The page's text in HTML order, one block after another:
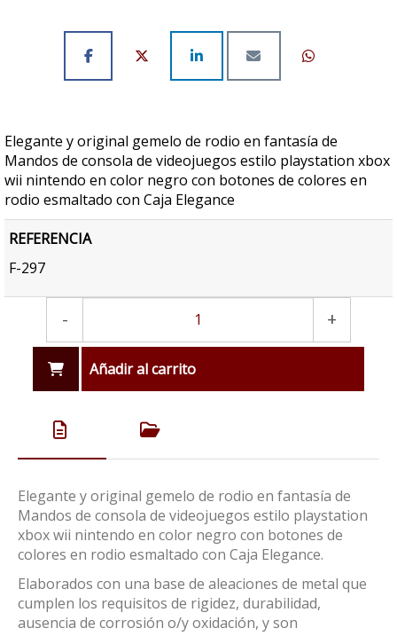
Elegante y original gemelo de rodio en fantasía de
Mandos de consola de videojuegos estilo playstation xbox
wii nintendo en color negro con botones de colores en
rodio esmaltado con Caja Elegance
REFERENCIA
F-297
- +
Añadir al carrito
Elegante y original gemelo de rodio en fantasía de
Mandos de consola de videojuegos estilo playstation
xbox wii nintendo en color negro con botones de
colores en rodio esmaltado con Caja Elegance.
Elaborados con una base de aleaciones de metal que
cumplen los requisitos de rigidez, durabilidad,
ausencia de corrosión o/y oxidación, y son